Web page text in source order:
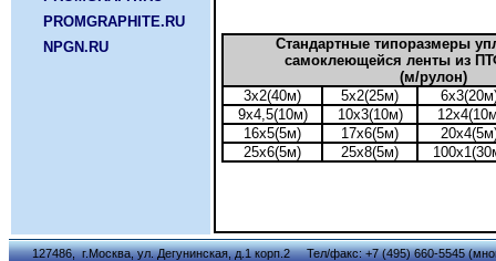
PROMGRAPHITE.RU
NPGN.RU
Стандартные типоразмеры
самоклеющейся ленты из
(м/рулон)
3х2(40м)
5х2(25м)
9х4,5(10м)
10х3(10м)
16х5(5м)
17х6(5м)
25х6(5м)
25х8(5м)
127486, г.Москва, ул. Дегунинская, д.1 корп.2 Тел/факс: +7 (495) 660-5545